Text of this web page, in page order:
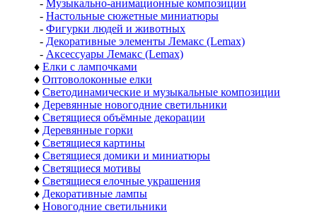
- Музыкально-анимационные композиции
- Настольные сюжетные миниатюры
- Фигурки людей и животных
- Декоративные элементы Лемакс (Lemax)
- Аксессуары Лемакс (Lemax)
♦ Елки с лампочками
♦ Оптоволоконные елки
♦ Светодинамические и музыкальные композиции
♦ Деревянные новогодние светильники
♦ Светящиеся объёмные декорации
♦ Деревянные горки
♦ Светящиеся картины
♦ Светящиеся домики и миниатюры
♦ Светящиеся мотивы
♦ Светящиеся елочные украшения
♦ Декоративные лампы
♦ Новогодние светильники